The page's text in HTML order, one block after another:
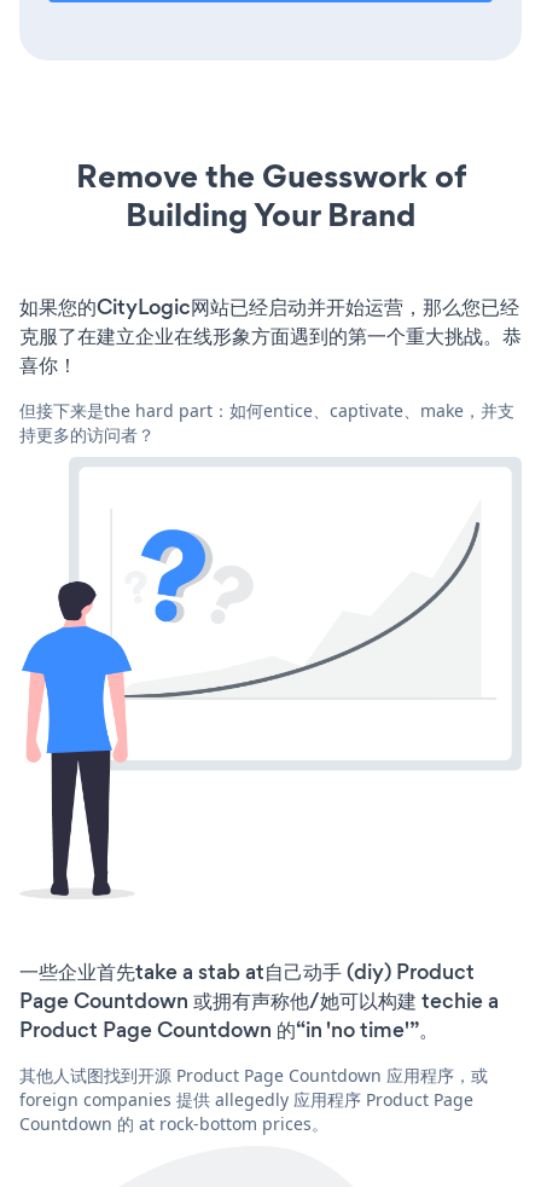
Remove the Guesswork of
Building Your Brand
如果您的CityLogic网站已经启动并开始运营，那么您已经
克服了在建立企业在线形象方面遇到的第一个重大挑战。恭
喜你！
但接下来是the hard part：如何entice、captivate、make，并支
持更多的访问者？
一些企业首先take a stab at自己动手 (diy) Product
Page Countdown 或拥有声称他/她可以构建 techie a
Product Page Countdown 的“in 'no time'”。
其他人试图找到开源 Product Page Countdown 应用程序，或
foreign companies 提供 allegedly 应用程序 Product Page
Countdown 的 at rock-bottom prices。